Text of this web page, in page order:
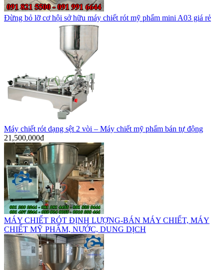
Đừng bỏ lỡ cơ hội sở hữu máy chiết rót mỹ phẩm mini A03 giá rẻ
Máy chiết rót dạng sệt 2 vòi – Máy chiết mỹ phẩm bán tự động
21,500,000đ
MÁY CHIẾT RÓT ĐỊNH LƯỢNG-BÁN MÁY CHIẾT, MÁY
CHIẾT MỸ PHẨM, NƯỚC, DUNG DỊCH